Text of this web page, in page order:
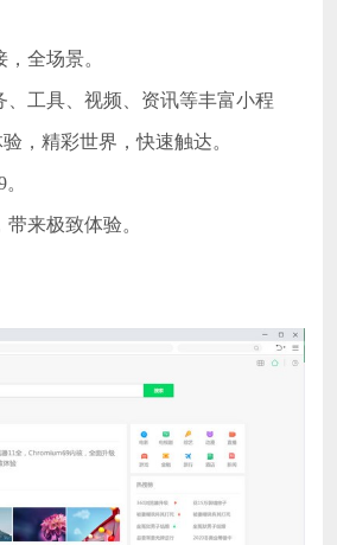
全场景。
工具、视频、资讯等丰富小程
，精彩世界，快速触达。
来极致体验。